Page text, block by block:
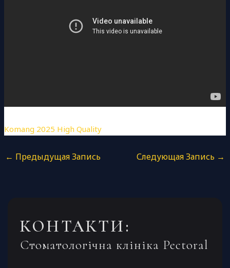
Komang 2025 High Quality
← Предыдущая Запись Следующая Запись →
КОНТАКТИ:
Стоматологічна клініка Pectoral